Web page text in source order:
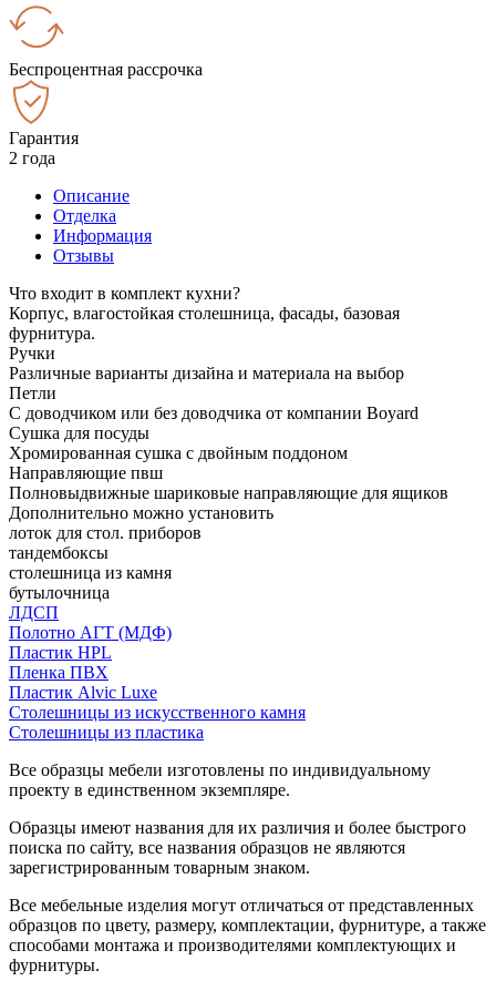
Беспроцентная рассрочка
Гарантия
2 года
Описание
Отделка
Информация
Отзывы
Что входит в комплект кухни?
Корпус, влагостойкая столешница, фасады, базовая
фурнитура.
Ручки
Различные варианты дизайна и материала на выбор
Петли
С доводчиком или без доводчика от компании Boyard
Сушка для посуды
Хромированная сушка с двойным поддоном
Направляющие пвш
Полновыдвижные шариковые направляющие для ящиков
Дополнительно можно установить
лоток для стол. приборов
тандембоксы
столешница из камня
бутылочница
ЛДСП
Полотно АГТ (МДФ)
Пластик HPL
Пленка ПВХ
Пластик Alvic Luxe
Столешницы из искусственного камня
Столешницы из пластика
Все образцы мебели изготовлены по индивидуальному
проекту в единственном экземпляре.
Образцы имеют названия для их различия и более быстрого
поиска по сайту, все названия образцов не являются
зарегистрированным товарным знаком.
Все мебельные изделия могут отличаться от представленных
образцов по цвету, размеру, комплектации, фурнитуре, а также
способами монтажа и производителями комплектующих и
фурнитуры.